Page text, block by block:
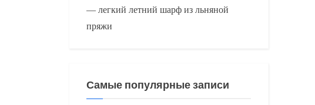
— легкий летний шарф из льняной
пряжи
Самые популярные записи